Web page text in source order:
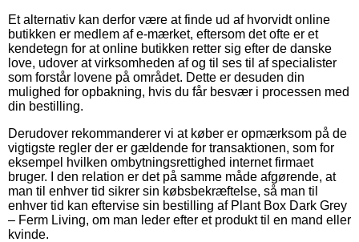
Et alternativ kan derfor være at finde ud af hvorvidt online
butikken er medlem af e-mærket, eftersom det ofte er et
kendetegn for at online butikken retter sig efter de danske
love, udover at virksomheden af og til ses til af specialister
som forstår lovene på området. Dette er desuden din
mulighed for opbakning, hvis du får besvær i processen med
din bestilling.
Derudover rekommanderer vi at køber er opmærksom på de
vigtigste regler der er gældende for transaktionen, som for
eksempel hvilken ombytningsrettighed internet firmaet
bruger. I den relation er det på samme måde afgørende, at
man til enhver tid sikrer sin købsbekræftelse, så man til
enhver tid kan eftervise sin bestilling af Plant Box Dark Grey
– Ferm Living, om man leder efter et produkt til en mand eller
kvinde.